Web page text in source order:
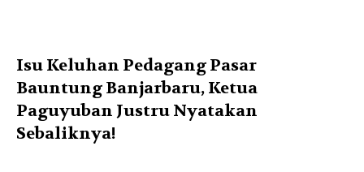
Isu Keluhan Pedagang Pasar
Bauntung Banjarbaru, Ketua
Paguyuban Justru Nyatakan
Sebaliknya!